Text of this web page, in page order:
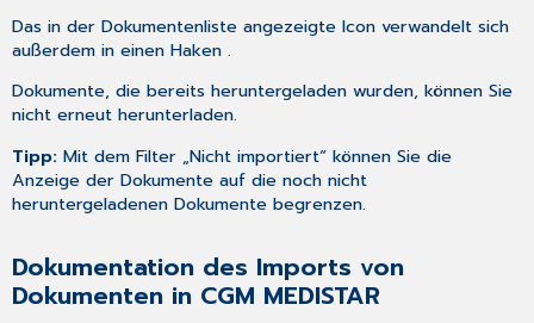
Das in der Dokumentenliste angezeigte Icon verwandelt sich
außerdem in einen Haken.
Dokumente, die bereits heruntergeladen wurden, können Sie
nicht erneut herunterladen.
Tipp:Mit dem Filter „Nicht importiert“ können Sie die
Anzeige der Dokumente auf die noch nicht
heruntergeladenen Dokumente begrenzen.
Dokumentation des Imports von
Dokumenten in CGM MEDISTAR